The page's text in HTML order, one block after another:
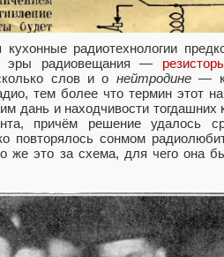
радиотехнологии
эры радиовещания —
слов и о нейтродине—
тем более что термин этот
дань и находчивости тогдашних
причём решение удалось
повторялось сонмом
же это за схема, для чего она